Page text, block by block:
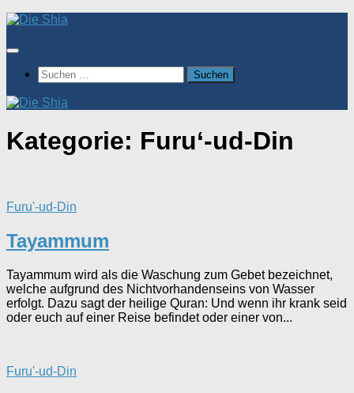
Zum
springen
Suchen
nach:
Kategorie: Furu‘-ud-Din
Furu'-ud-Din
Tayammum
Tayammum wird als die Waschung zum Gebet bezeichnet,
welche aufgrund des Nichtvorhandenseins von Wasser
erfolgt. Dazu sagt der heilige Quran: Und wenn ihr krank seid
oder euch auf einer Reise befindet oder einer von...
Furu'-ud-Din